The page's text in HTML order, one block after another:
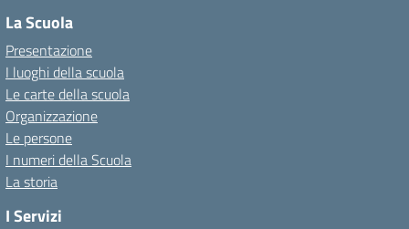
La Scuola
Presentazione
I luoghi della scuola
Le carte della scuola
Organizzazione
Le persone
I numeri della Scuola
La storia
I Servizi